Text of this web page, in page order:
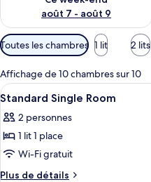
août 7 - août 9
Filtres
disponibles
pour
les
chambres
Toutes les chambres 1 lit 2 lits
Affichage de 10 chambres sur 10
Afficher
toutes
les
photos
pour
ce
1
Standard Single Room
2 personnes
1 lit 1 place
Wi-Fi gratuit
Plus de détails
Plus